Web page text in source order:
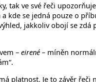
tak ve své řeči
kde se jedná pouze o
jakkoliv obojí se zdá
– eirené – míněn
platnost. Je to závěr řeči